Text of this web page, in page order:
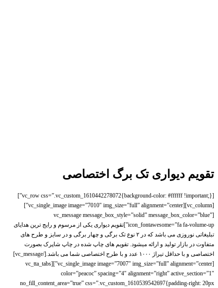
تقویم دیواری تک برگ اختصاصی
[vc_row css=”.vc_custom_1610442278072{background-color: #ffffff !important;}”]
[vc_column][vc_single_image image=”7010″ img_size=”full” alignment=”center”]
[vc_message message_box_style=”solid” message_box_color=”blue”
icon_fontawesome=”fa fa-volume-up”]تقویم دیواری یکی از مرسوم و رایج ترین هدایای
تبلیغاتی نوروزی می باشد که در ۲ نوع تک برگی و چهار برگی و در سایز و طرح های
متفاوت در بازار تولید و ارائه میشود. تقویم های چاپ شده در چاپ شاپرک بصورت
اختصاصی و با حداقل تیراژ ۱۰۰۰ عدد و با طرح اختصاصی شما می باشد.[/vc_message]
[vc_single_image image=”7007″ img_size=”full” alignment=”center”][vc_tta_tabs
color=”peacoc” spacing=”4″ alignment=”right” active_section=”1″
no_fill_content_area=”true” css=”.vc_custom_1610539542697{padding-right: 20px